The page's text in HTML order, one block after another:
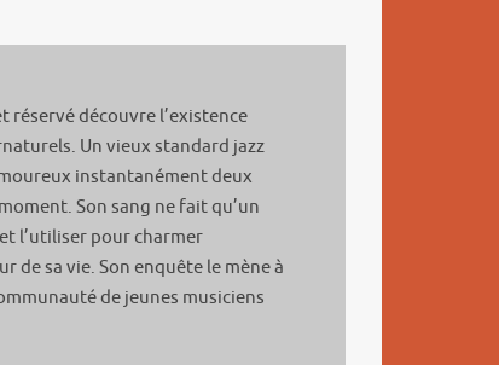
réservé découvre l’existence
Un vieux standard jazz
instantanément deux
Son sang ne fait qu’un
l’utiliser pour charmer
de sa vie. Son enquête le mène à
de jeunes musiciens